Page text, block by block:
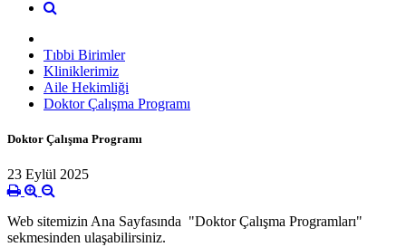
Tıbbi Birimler
Kliniklerimiz
Aile Hekimliği
Doktor Çalışma Programı
Doktor Çalışma Programı
23 Eylül 2025
Web sitemizin Ana Sayfasında "Doktor Çalışma Programları"
sekmesinden ulaşabilirsiniz.